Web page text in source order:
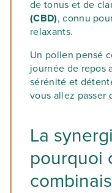
de tonus et de
(CBD), connu
relaxants.
Un pollen pensé
journée de repos
sérénité et
vous allez passer
La
pourquoi